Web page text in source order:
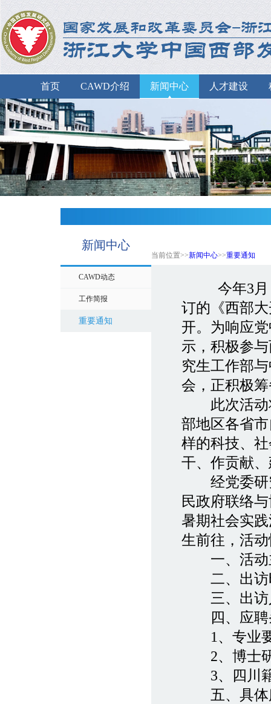
首页 CAWD介绍 新闻中心 人才建设
新闻中心
当前位置>>新闻中心>>重要通知
CAWD动态
工作简报
重要通知
今年3
订的《西部
开。为响应
示，积极参
究生工作部
会，正积极
此次活动将
部地区各省
样的科技、
干、作贡献
经党委研究
民政府联络
暑期社会实
生前往，活
一、活动
二、出访
三、出访
四、应聘
1、专业要
2、博士研
3、四川籍
五、具体